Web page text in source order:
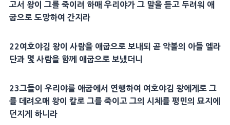
고서 왕이 그를 죽이려 하매 우리야가 그 말을 듣고 두려워 애
굽으로 도망하여 간지라
22여호야김 왕이 사람을 애굽으로 보내되 곧 악볼의 아들 엘라
단과 몇 사람을 함께 애굽으로 보냈더니
23그들이 우리야를 애굽에서 연행하여 여호야김 왕에게로 그
를 데려오매 왕이 칼로 그를 죽이고 그의 시체를 평민의 묘지에
던지게 하니라